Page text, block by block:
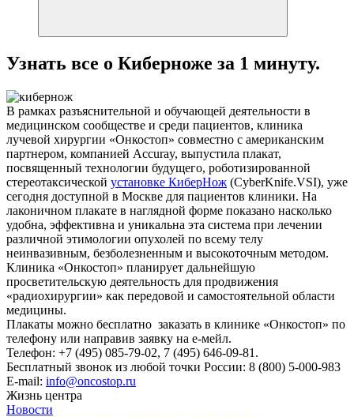
Узнать все о Киберноже за 1 минуту.
В рамках разъяснительной и обучающей деятельности в
медицинском сообществе и среди пациентов, клиника
лучевой хирургии «Онкостоп» совместно с американским
партнером, компанией Accuray, выпустила плакат,
посвященный технологии будущего, роботизированной
стереотаксической установке КиберНож (CyberKnife.VSI), уже
сегодня доступной в Москве для пациентов клиники. На
лаконичном плакате в наглядной форме показано насколько
удобна, эффективна и уникальна эта система при лечении
различной этимологии опухолей по всему телу
неинвазивным, безболезненным и высокоточным методом.
Клиника «Онкостоп» планирует дальнейшую
просветительскую деятельность для продвижения
«радиохирургии» как передовой и самостоятельной области
медицины.
Плакаты можно бесплатно заказать в клинике «Онкостоп» по
телефону или направив заявку на е-мейл.
Телефон: +7 (495) 085-79-02, 7 (495) 646-09-81.
Бесплатный звонок из любой точки России: 8 (800) 5-000-983
E-mail: info@oncostop.ru
Жизнь центра
Новости